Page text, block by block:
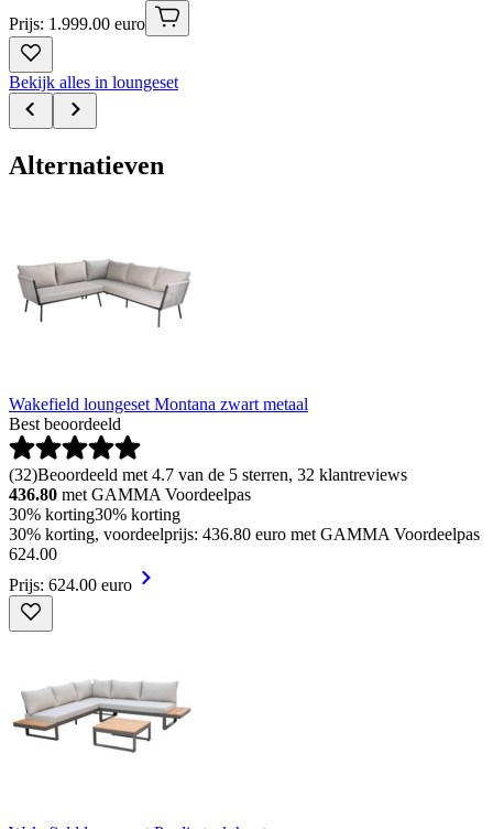
Prijs: 1.999.00 euro
Bekijk alles in loungeset
Alternatieven
Wakefield loungeset Montana zwart metaal
Best beoordeeld
(32)Beoordeeld met 4.7 van de 5 sterren, 32 klantreviews
436.80 met GAMMA Voordeelpas
30% korting30% korting
30% korting, voordeelprijs: 436.80 euro met GAMMA Voordeelpas
624.00
Prijs: 624.00 euro